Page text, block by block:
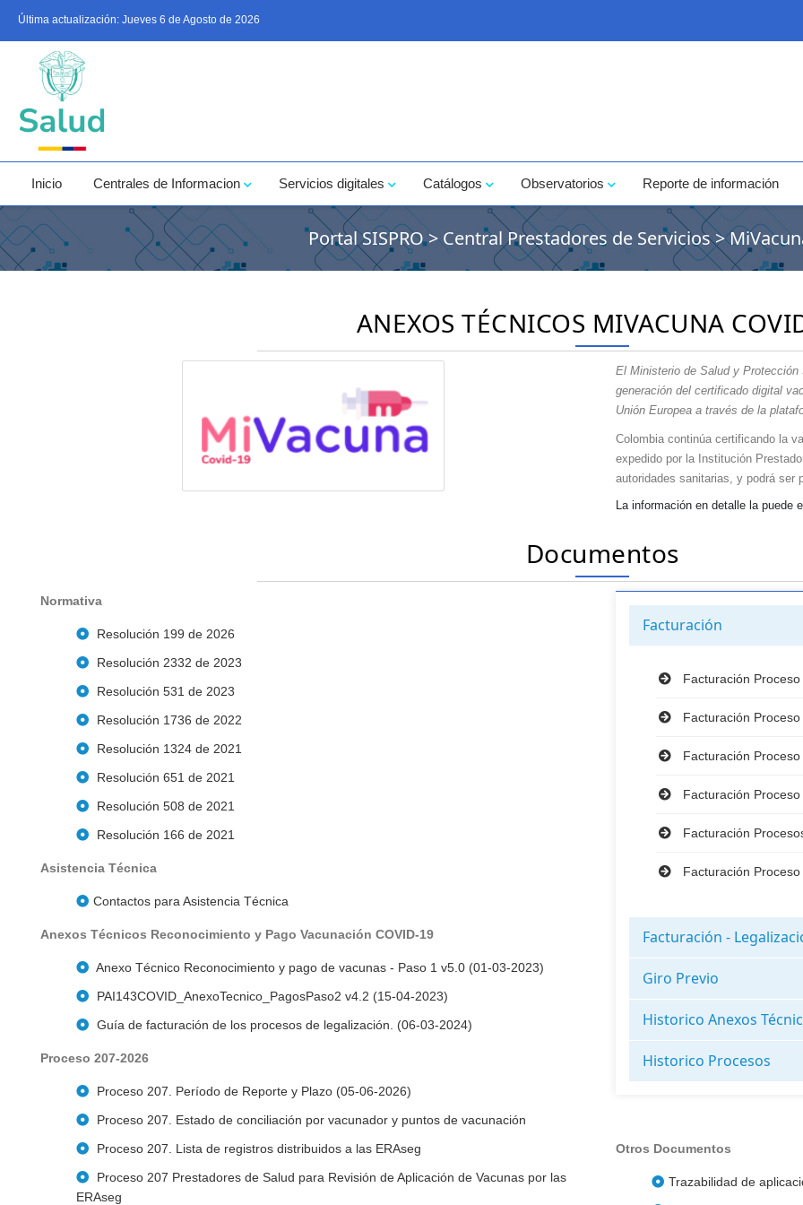
Última actualización: Jueves 6 de Agosto de 2026
Inicio Centrales de Informacion Servicios digitales Catálogos Observatorios Reporte de información
Portal SISPRO> Central Prestadores de Servicios>
ANEXOS TÉCNICOS MIVACUNA
El Ministerio de Salud y
generación del certificado digital
Unión Europea a través de la
Colombia continúa certificando la
expedido por la Institución
autoridades sanitarias, y podrá ser
​La información en detalle la puede
Documentos
Normativa
Resolución 199 de 2026
Resolución 2332 de 2023
Resolución 531 de 2023
Resolución 1736 de 2022
Resolución 1324 de 2021
Resolución 651 de 2021
Resolución 508 de 2021
Resolución 166 de 2021
Asistencia Técnica
Contactos para Asistencia Técnica
Anexos Técnicos Reconocimiento y Pago Vacunación COVID-19
Anexo Técnico Reconocimiento y pago de vacunas - Paso 1 v5.0 (01-03-2023)
PAI143COVID_AnexoTecnico_PagosPaso2 v4.2 (15-04-2023)
Guía de facturación de los procesos de legalización. (06-03-2024)
Proceso 207-2026
Proceso 207. Período de Reporte y Plazo (05-06-2026)
Proceso 207. Estado de conciliación por vacunador y puntos de vacunación
Proceso 207. Lista de registros distribuidos a las ERAseg
Proceso 207 Prestadores de Salud para Revisión de Aplicación de Vacunas por las
ERAseg
Facturación
Facturación
Facturación
Facturación
Facturación
Facturación
Facturación
Facturación -
Giro Previo
Historico Anexos
Historico Procesos
Otros Documentos
Trazabilidad de